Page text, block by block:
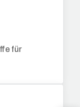
für